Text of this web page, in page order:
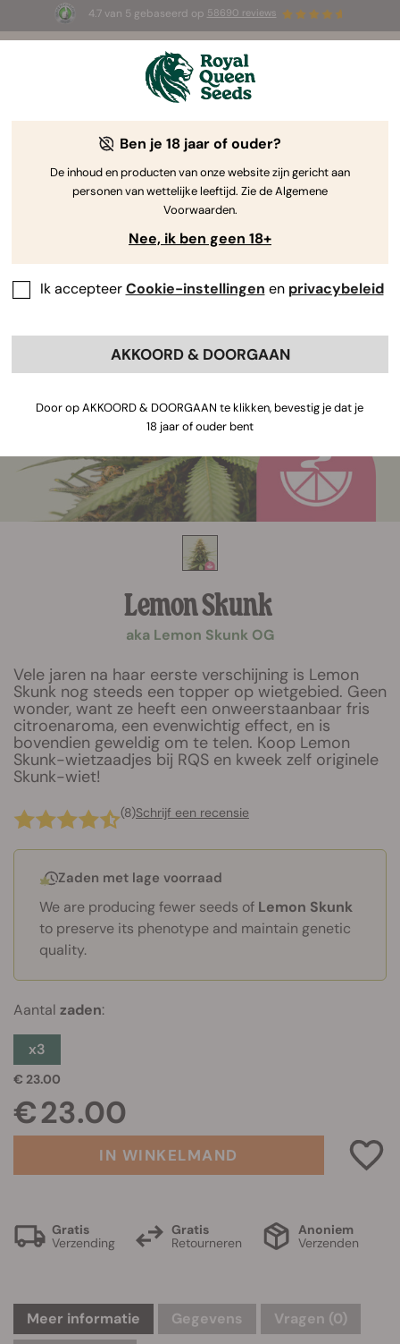
4.7 van 5 gebaseerd op 58690 reviews
3 White Widow Auto zaadjesGRATIS voor de
Lemon Skunk
aka Lemon Skunk OG
Vele jaren na haar eerste verschijning is Lemon
Skunk nog steeds een topper op wietgebied. Geen
wonder, want ze heeft een onweerstaanbaar fris
citroenaroma, een evenwichtig effect, en is
bovendien geweldig om te telen. Koop Lemon
Skunk-wietzaadjes bij RQS en kweek zelf originele
Skunk-wiet!
(8)Schrijf een recensie
Zaden met lage voorraad
We are producing fewer seeds of Lemon Skunk
to preserve its phenotype and maintain genetic
quality.
Aantal zaden:
x3
€ 23.00
€ 23.00
IN WINKELMAND
Gratis
Verzending
Gratis
Retourneren
Anoniem
Verzenden
Meer informatie Gegevens Vragen (0)
Ben je 18 jaar of ouder?
De inhoud en producten van onze website zijn gericht aan
personen van wettelijke leeftijd. Zie de Algemene
Voorwaarden.
Nee, ik ben geen 18+
Ik accepteerCookie-instellingen en privacybeleid
AKKOORD & DOORGAAN
Door op AKKOORD & DOORGAAN te klikken, bevestig je dat je
18 jaar of ouder bent